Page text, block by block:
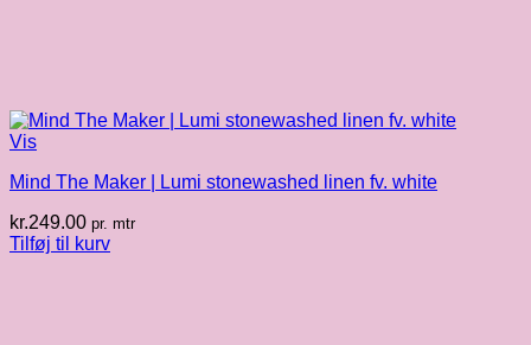
Vis
Mind The Maker | Lumi stonewashed linen fv. white
kr.249.00 pr. mtr
Tilføj til kurv